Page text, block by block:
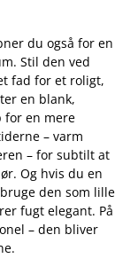
du også for en
Stil den ved
fad for et roligt,
en blank,
for en mere
– varm
– for subtilt at
Og hvis du en
den som lille
fugt elegant. På
– den bliver